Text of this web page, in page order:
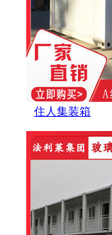
住人集装箱